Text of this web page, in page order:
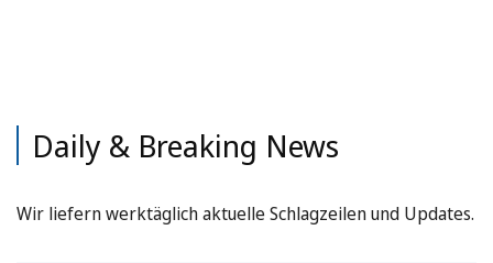
Daily & Breaking News
Wir liefern werktäglich aktuelle Schlagzeilen und Updates.